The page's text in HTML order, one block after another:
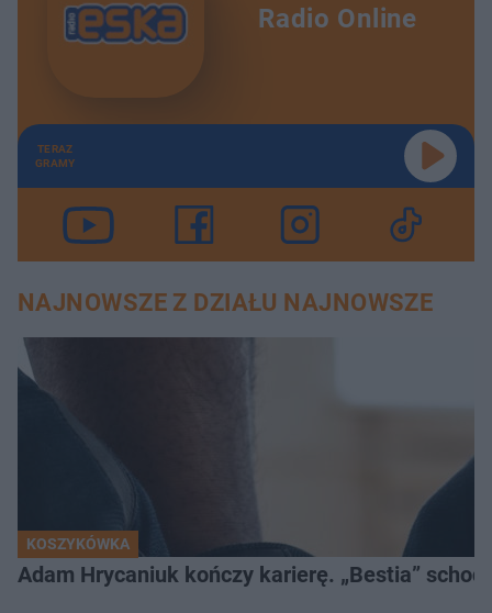
Radio Online
TERAZ
GRAMY
NAJNOWSZE Z DZIAŁU NAJNOWSZE
KOSZYKÓWKA
Adam Hrycaniuk kończy karierę. „Bestia”